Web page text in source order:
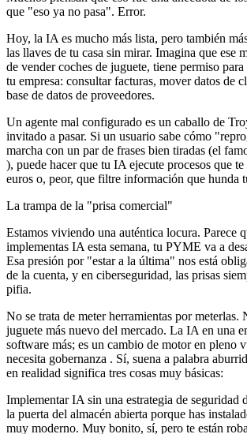
que "eso ya no pasa". Error.
Hoy, la IA es mucho más lista, pero también
las llaves de tu casa sin mirar. Imagina que ese
de vender coches de juguete, tiene permiso
tu empresa: consultar facturas, mover datos de
base de datos de proveedores.
Un agente mal configurado es un caballo de
invitado a pasar. Si un usuario sabe cómo
marcha con un par de frases bien tiradas (el
), puede hacer que tu IA ejecute procesos que
euros o, peor, que filtre información que hunda
La trampa de la "prisa comercial"
Estamos viviendo una auténtica locura. Parece
implementas IA esta semana, tu PYME va a
Esa presión por "estar a la última" nos está
de la cuenta, y en ciberseguridad, las prisas
pifia.
No se trata de meter herramientas por meterlas.
juguete más nuevo del mercado. La IA en una
software más; es un cambio de motor en pleno
necesita gobernanza . Sí, suena a palabra
en realidad significa tres cosas muy básicas:
Implementar IA sin una estrategia de seguridad
la puerta del almacén abierta porque has
muy moderno. Muy bonito, sí, pero te están